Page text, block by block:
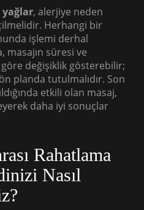
yağlar, alerjiye neden
Herhangi bir
işlemi derhal
masajın süresi ve
değişiklik gösterebilir;
planda tutulmalıdır. Son
etkili olan masaj,
daha iyi sonuçlar
Rahatlama
Nasıl